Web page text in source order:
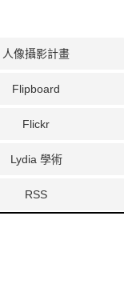
人像攝影計畫
Flipboard
Flickr
Lydia 學術
RSS